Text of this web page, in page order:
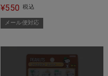
＜メール便対応＞
¥550 税込
メール便対応